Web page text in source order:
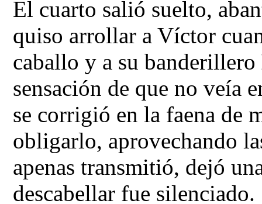
El cuarto salió suelto,
quiso arrollar a Víctor
caballo y a su banderillero
sensación de que no veía
se corrigió en la faena de
obligarlo, aprovechando
apenas transmitió, dejó
descabellar fue silenciado.